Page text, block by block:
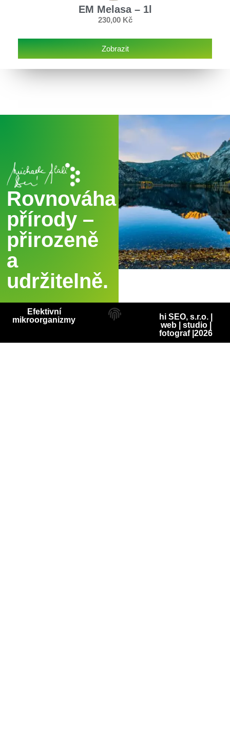
EM Melasa – 1l
230,00 Kč
Zobrazit
Rovnováha
přírody –
přirozeně
a
udržitelně.
hi SEO, s.r.o. |
web| studio|
fotograf|2026
Efektivní
mikroorganizmy